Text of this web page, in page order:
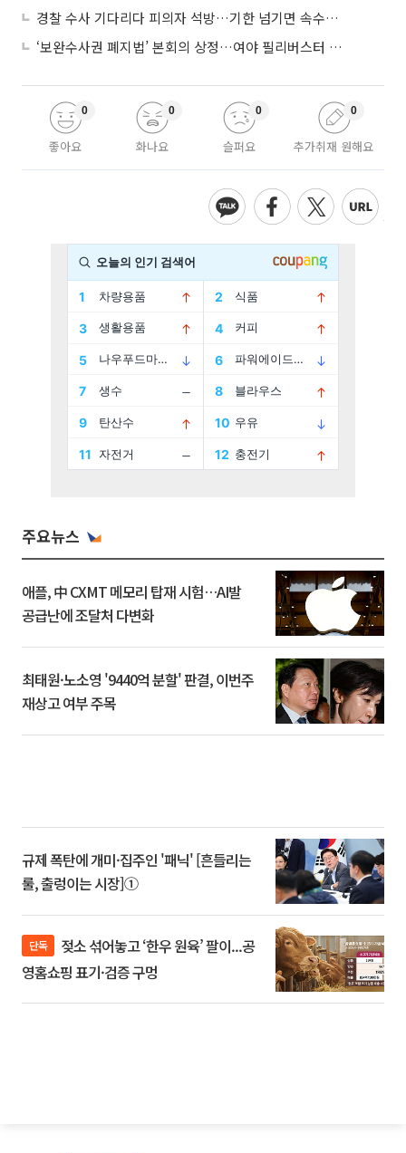
경찰 수사 기다리다 피의자 석방…기한 넘기면 속수무책
‘보완수사권 폐지법’ 본회의 상정…여야 필리버스터 대치
좋아요
0
화나요
0
슬퍼요
0
추가취재 원해요
0
주요뉴스
애플, 中 CXMT 메모리 탑재 시험…AI발
공급난에 조달처 다변화
최태원·노소영 '9440억 분할' 판결, 이번주
재상고 여부 주목
규제 폭탄에 개미·집주인 '패닉' [흔들리는
룰, 출렁이는 시장]①
단독
영홈쇼핑 표기·검증 구멍